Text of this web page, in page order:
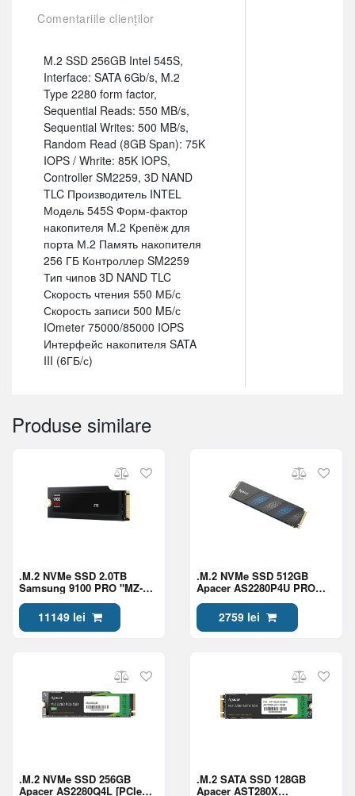
Comentariile clienților
M.2 SSD 256GB Intel 545S,
Interface: SATA 6Gb/s, M.2
Type 2280 form factor,
Sequential Reads: 550 MB/s,
Sequential Writes: 500 MB/s,
Random Read (8GB Span): 75K
IOPS / Whrite: 85K IOPS,
Controller SM2259, 3D NAND
TLC Производитель INTEL
Модель 545S Форм-фактор
накопителя M.2 Крепёж для
порта М.2 Память накопителя
256 ГБ Контроллер SM2259
Тип чипов 3D NAND TLC
Скорость чтения 550 МБ/с
Скорость записи 500 MБ/с
IOmeter 75000/85000 IOPS
Интерфейс накопителя SATA
III (6ГБ/с)
Produse similare
.M.2 NVMe SSD 2.0TB
Samsung 9100 PRO "MZ-
VAP2T0CW" w/ Heatsink
[PCIe 5.0 x4,
R/W:14700/13400MB/s,
1850K/2600K IOPS, 1.2PB,
11149 lei
.M.2 NVMe SSD 512GB
Apacer AS2280P4U PRO
[PCIe 3.0 x4,
R/W:3500/2300MB/s,
400K/600K IOPS, 350TBW,
1.8M MTBF, 3D TLC]
2759 lei
.M.2 NVMe SSD 256GB
Apacer AS2280Q4L [PCIe
.M.2 SATA SSD 128GB
Apacer AST280X